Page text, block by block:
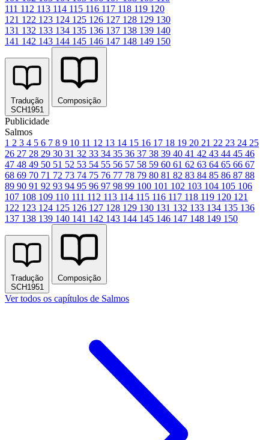
111 112 113 114 115 116 117 118 119 120
121 122 123 124 125 126 127 128 129 130
131 132 133 134 135 136 137 138 139 140
141 142 143 144 145 146 147 148 149 150
Tradução
SCH1951
Composição
Publicidade
Salmos
1 2 3 4 5 6 7 8 9 10 11 12 13 14 15 16 17 18 19 20 21 22 23 24 25
26 27 28 29 30 31 32 33 34 35 36 37 38 39 40 41 42 43 44 45 46
47 48 49 50 51 52 53 54 55 56 57 58 59 60 61 62 63 64 65 66 67
68 69 70 71 72 73 74 75 76 77 78 79 80 81 82 83 84 85 86 87 88
89 90 91 92 93 94 95 96 97 98 99 100 101 102 103 104 105 106
107 108 109 110 111 112 113 114 115 116 117 118 119 120 121
122 123 124 125 126 127 128 129 130 131 132 133 134 135 136
137 138 139 140 141 142 143 144 145 146 147 148 149 150
Tradução
SCH1951
Composição
Ver todos os capítulos de Salmos